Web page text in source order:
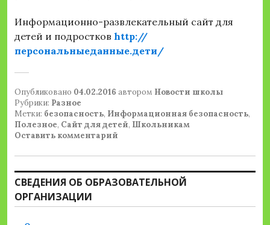
Информационно-развлекательный сайт для
детей и подростков http://
персональныеданные.дети/
Опубликовано 04.02.2016 автором Новости школы
Рубрики: Разное
Метки: безопасность, Информационная безопасность,
Полезное, Сайт для детей, Школьникам
Оставить комментарий
СВЕДЕНИЯ ОБ ОБРАЗОВАТЕЛЬНОЙ
ОРГАНИЗАЦИИ